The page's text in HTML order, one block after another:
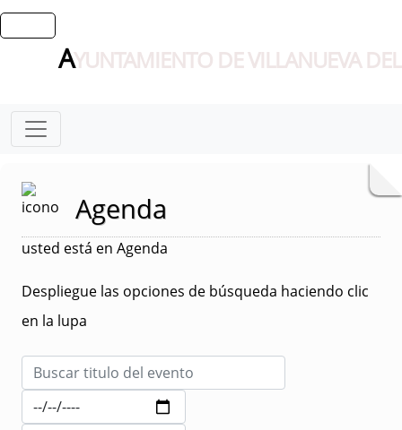
AYUNTAMIENTO DE VILLANUEVA
Agenda
usted está en Agenda
Despliegue las opciones de búsqueda haciendo clic
en la lupa